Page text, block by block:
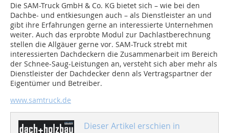
Die SAM-Truck GmbH & Co. KG bietet sich – wie bei den
Dachbe- und entkiesungen auch – als Dienstleister an und
gibt ihre Erfahrungen gerne an interessierte Unternehmen
weiter. Auch das erprobte Modul zur Dachlastberechnung
stellen die Allgäuer gerne vor. SAM-Truck strebt mit
interessierten Dachdeckern die Zusammenarbeit im Bereich
der Schnee-Saug-Leistungen an, versteht sich aber mehr als
Dienstleister der Dachdecker denn als Vertragspartner der
Eigentümer und Betreiber.
www.samtruck.de
Dieser Artikel erschien in